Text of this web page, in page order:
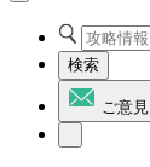
検索
ご意見